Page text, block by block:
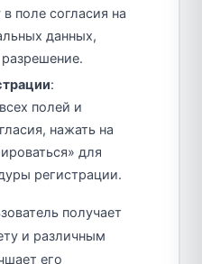
поле согласия на
данных,
:
полей и
нажать на
для
регистрации.
получает
и различным
его